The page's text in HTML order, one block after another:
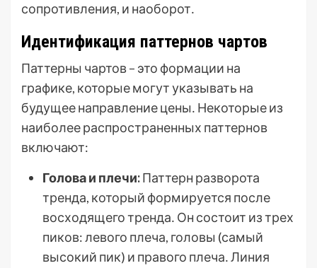
сопротивления, и наоборот․
Идентификация паттернов чартов
Паттерны чартов – это формации на
графике, которые могут указывать на
будущее направление цены․ Некоторые из
наиболее распространенных паттернов
включают:
Голова и плечи:Паттерн разворота
тренда, который формируется после
восходящего тренда․ Он состоит из трех
пиков: левого плеча, головы (самый
высокий пик) и правого плеча․ Линия